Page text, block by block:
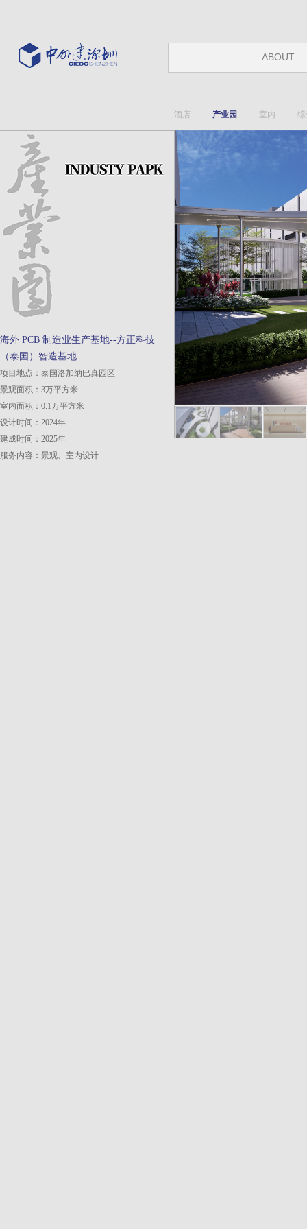
ABOUT
海外 PCB 制造业生产基地--方正科技
（泰国）智造基地
项目地点：泰国洛加纳巴真园区
景观面积：3万平方米
室内面积：0.1万平方米
设计时间：2024年
建成时间：2025年
服务内容：景观、室内设计
酒店 产业园 室内